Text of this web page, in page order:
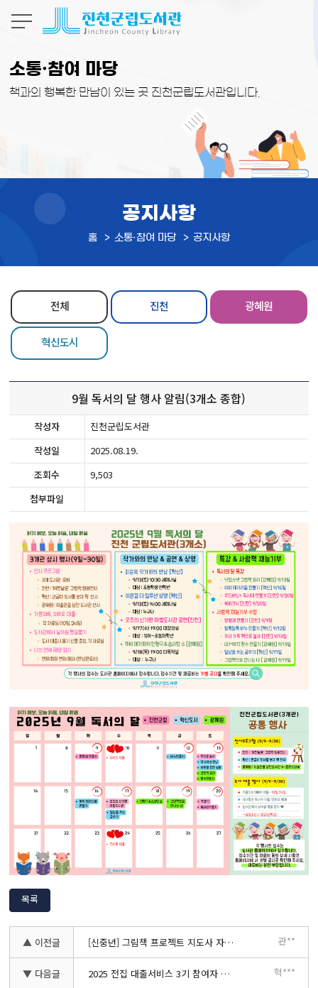
소통·참여 마당
책과의 행복한 만남이 있는 곳 진천군립도서관입니다.
공지사항
홈 소통·참여 마당 공지사항
전체 진천 광혜원
혁신도시
9월 독서의 달 행사 알림(3개소 종합)
작성자
진천군립도서관
작성일
2025.08.19.
조회수
9,503
첨부파일
목록
▲ 이전글 [신중년] 그림책 프로젝트 지도사 자격과정 모집 안내 관**
▼ 다음글 2025 전집 대출서비스 3기 참여자 모집 안내 혁***